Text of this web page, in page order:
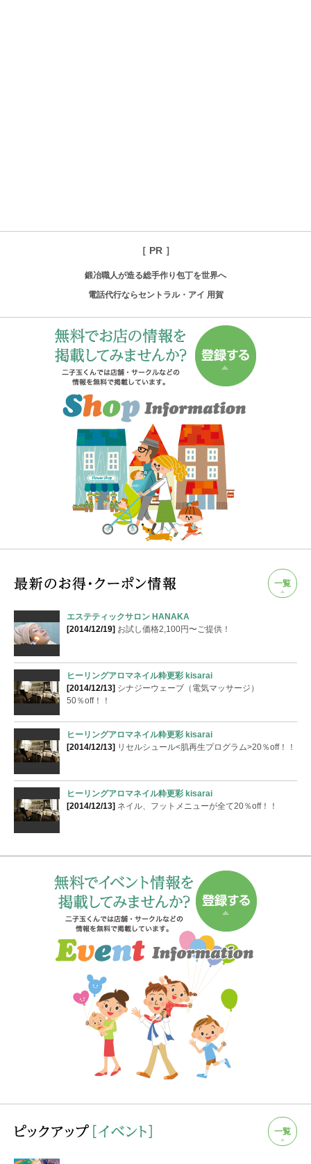
［ PR ］
鍛冶職人が造る総手作り包丁を世界へ
電話代行ならセントラル・アイ 用賀
一覧
エステティックサロン HANAKA
[2014/12/19] お試し価格2,100円〜ご提供！
ヒーリングアロマネイル粋更彩 kisarai
[2014/12/13] シナジーウェーブ（電気マッサージ）
50％off！！
ヒーリングアロマネイル粋更彩 kisarai
[2014/12/13] リセルシュール<肌再生プログラム>20％off！！
ヒーリングアロマネイル粋更彩 kisarai
[2014/12/13] ネイル、フットメニューが全て20％off！！
一覧